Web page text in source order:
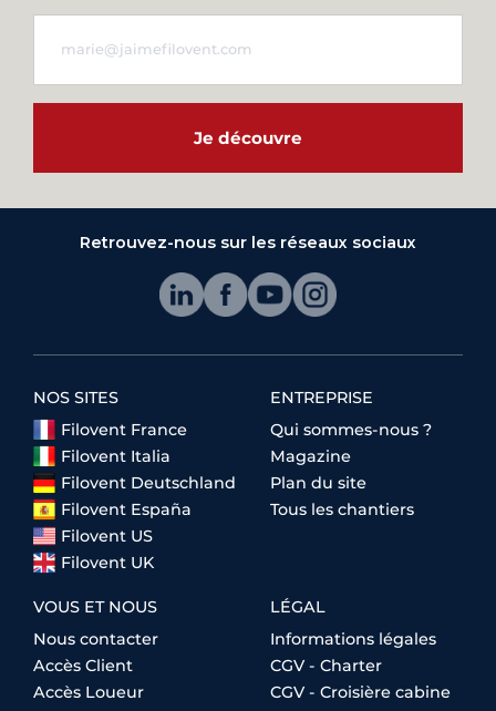
Je découvre
Retrouvez-nous sur les réseaux sociaux
NOS SITES
Filovent France
Filovent Italia
Filovent Deutschland
Filovent España
Filovent US
Filovent UK
ENTREPRISE
Qui sommes-nous ?
Magazine
Plan du site
Tous les chantiers
VOUS ET NOUS
Nous contacter
Accès Client
Accès Loueur
LÉGAL
Informations légales
CGV - Charter
CGV - Croisière cabine